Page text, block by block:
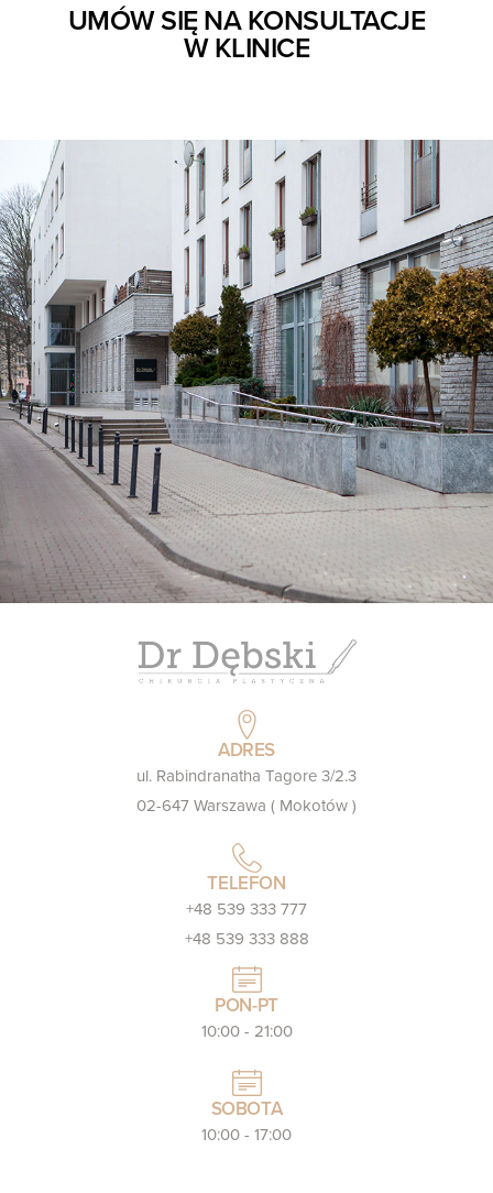
UMÓW SIĘ NA KONSULTACJE
W KLINICE
ADRES
ul. Rabindranatha Tagore 3/2.3
02-647 Warszawa ( Mokotów )
TELEFON
+48 539 333 777
+48 539 333 888
PON-PT
10:00 - 21:00
SOBOTA
10:00 - 17:00